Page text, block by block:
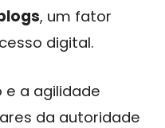
, um fator
digital.
e a agilidade
da autoridade